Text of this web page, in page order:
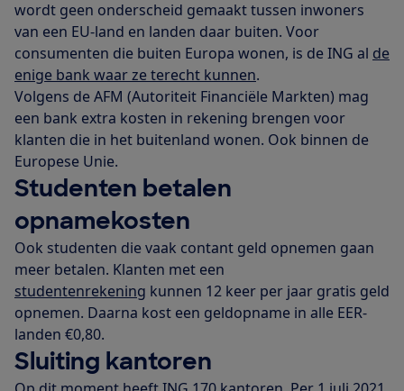
wordt geen onderscheid gemaakt tussen inwoners
van een EU-land en landen daar buiten. Voor
consumenten die buiten Europa wonen, is de ING al de
enige bank waar ze terecht kunnen.
Volgens de AFM (Autoriteit Financiële Markten) mag
een bank extra kosten in rekening brengen voor
klanten die in het buitenland wonen. Ook binnen de
Europese Unie.
Studenten betalen
opnamekosten
Ook studenten die vaak contant geld opnemen gaan
meer betalen. Klanten met een
studentenrekening kunnen 12 keer per jaar gratis geld
opnemen. Daarna kost een geldopname in alle EER-
landen €0,80.
Sluiting kantoren